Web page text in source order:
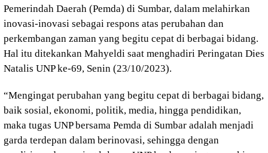
Pemerindah Daerah (Pemda) di Sumbar, dalam melahirkan
inovasi-inovasi sebagai respons atas perubahan dan
perkembangan zaman yang begitu cepat di berbagai bidang.
Hal itu ditekankan Mahyeldi saat menghadiri Peringatan Dies
Natalis UNP ke-69, Senin (23/10/2023).
“Mengingat perubahan yang begitu cepat di berbagai bidang,
baik sosial, ekonomi, politik, media, hingga pendidikan,
maka tugas UNP bersama Pemda di Sumbar adalah menjadi
garda terdepan dalam berinovasi, sehingga dengan